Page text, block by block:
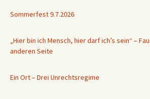
Sommerfest 9.7.2026
„Hier bin ich Mensch, hier darf ich’s sein“ –
anderen Seite
Ein Ort – Drei Unrechtsregime